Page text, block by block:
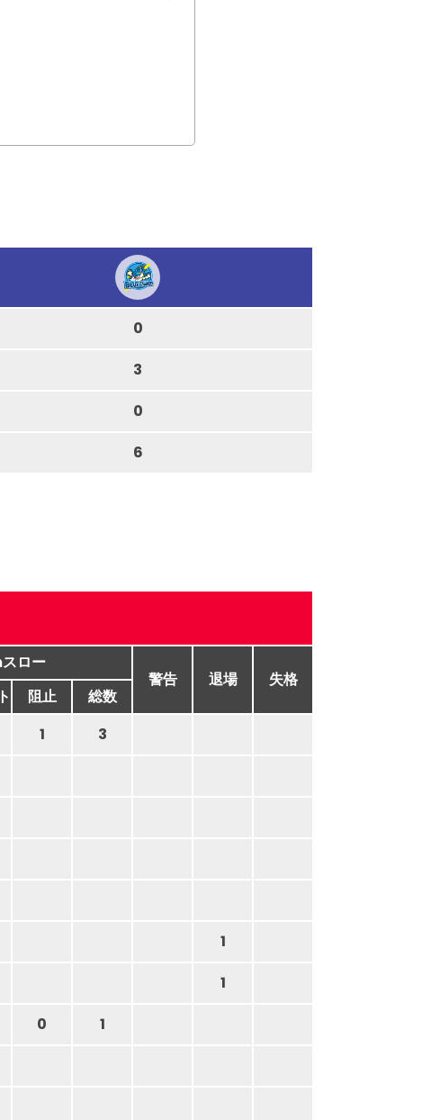
0
3
0
6
ロー
警告
退場
失格
阻止
総数
1
3
1
1
0
1